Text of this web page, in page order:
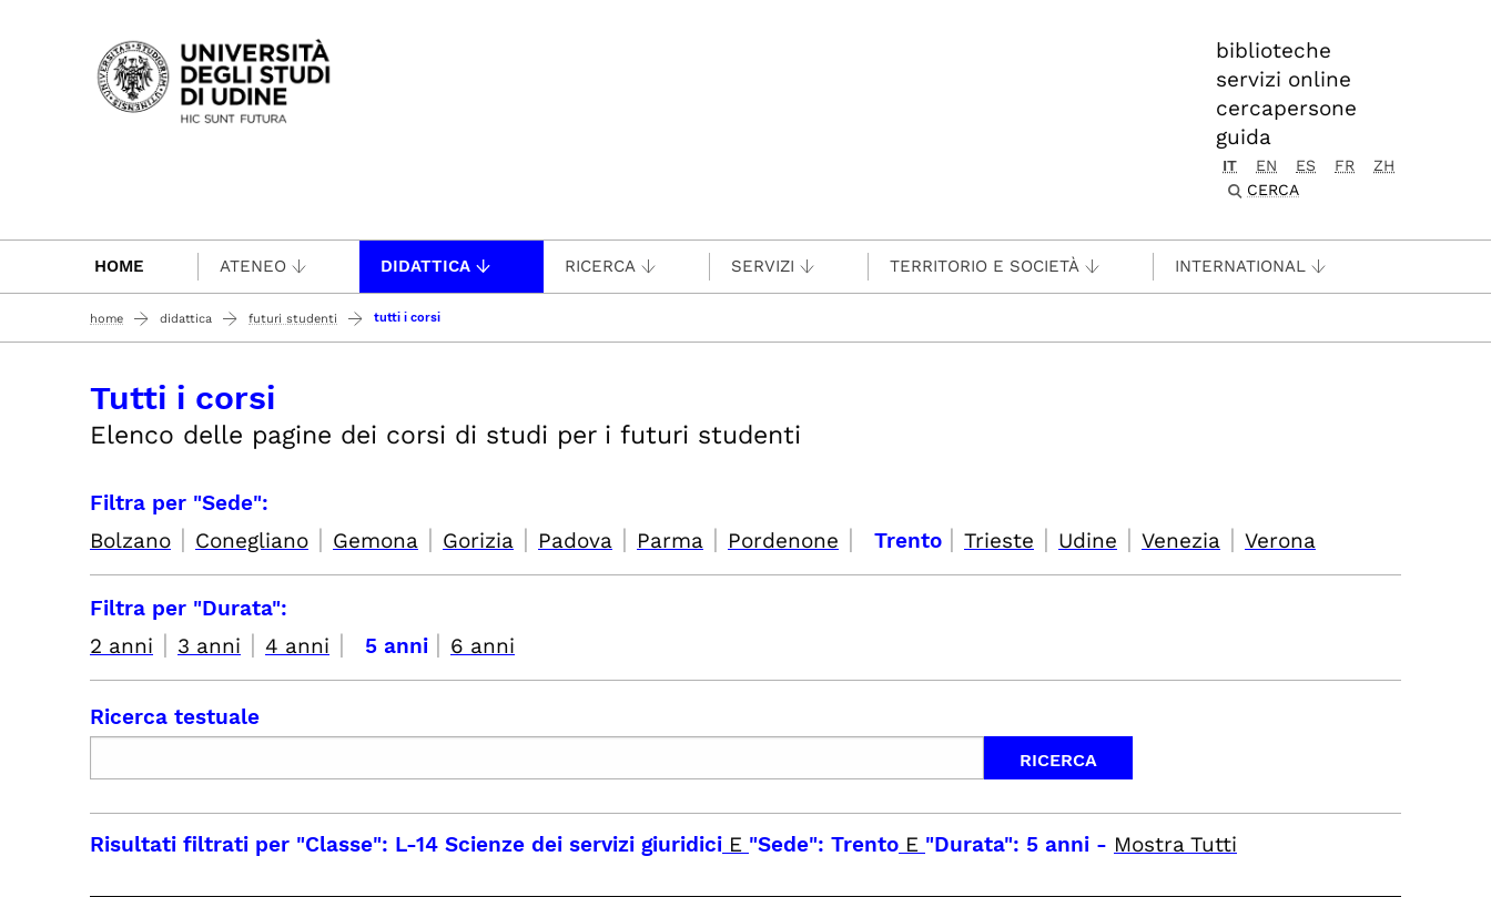
Passa al contenuto principale
biblioteche
servizi online
cercapersone
guida
IT EN ES FR
ZH
CERCA
HOME ATENEO DIDATTICA RICERCA SERVIZI TERRITORIO E SOCIETÀ INTERNATIONAL
home didattica futuri studenti tutti i corsi
Tutti i corsi
Elenco delle pagine dei corsi di studi per i futuri studenti
Filtra per "Sede":
Bolzano | Conegliano | Gemona | Gorizia | Padova | Parma | Pordenone | Trento | Trieste | Udine | Venezia | Verona
Filtra per "Durata":
2 anni | 3 anni | 4 anni | 5 anni | 6 anni
Ricerca testuale
Risultati filtrati per "Classe": L-14 Scienze dei servizi giuridici E "Sede": Trento E "Durata": 5 anni - Mostra Tutti